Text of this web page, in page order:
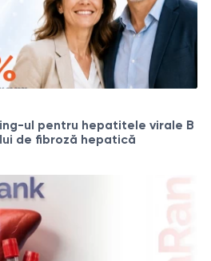
ul pentru hepatitele virale B
de fibroză hepatică